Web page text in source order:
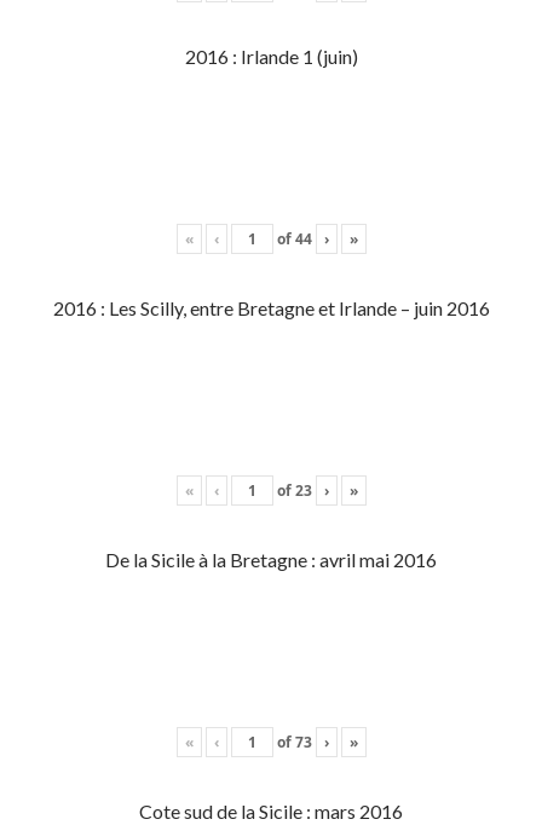
2016 : Irlande 1 (juin)
« ‹ of44 › »
2016 : Les Scilly, entre Bretagne et Irlande – juin 2016
« ‹ of23 › »
De la Sicile à la Bretagne : avril mai 2016
« ‹ of73 › »
Cote sud de la Sicile : mars 2016